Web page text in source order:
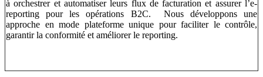
à orchestrer et automatiser leurs flux de facturation et assurer l’e-
reporting pour les opérations B2C. Nous développons une
approche en mode plateforme unique pour faciliter le contrôle,
garantir la conformité et améliorer le reporting.